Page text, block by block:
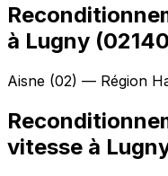
à Lugny (02140
Aisne (02) — Région
vitesse à